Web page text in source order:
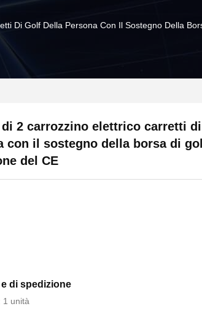
Di Golf Della Persona Con Il Sostegno Della
2 carrozzino elettrico carretti di
con il sostegno della borsa di
del CE
di spedizione
1 unità